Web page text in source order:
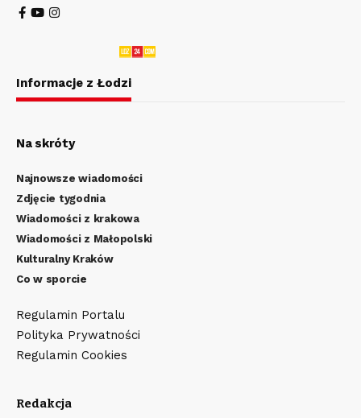
Informacje z Łodzi
Na skróty
Najnowsze wiadomości
Zdjęcie tygodnia
Wiadomości z krakowa
Wiadomości z Małopolski
Kulturalny Kraków
Co w sporcie
Regulamin Portalu
Polityka Prywatności
Regulamin Cookies
Redakcja